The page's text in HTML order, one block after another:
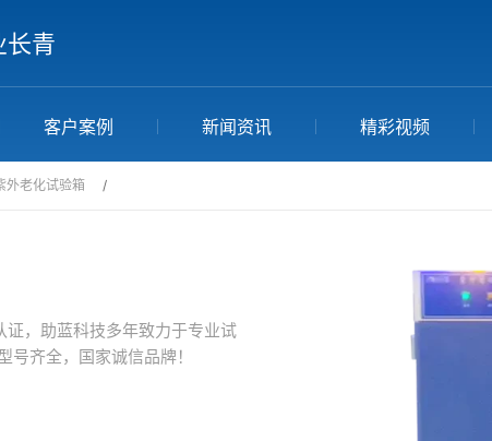
长青
客户案例 新闻资讯 精彩视频
外老化试验箱 /
，助蓝科技多年致力于专业试
齐全，国家诚信品牌！